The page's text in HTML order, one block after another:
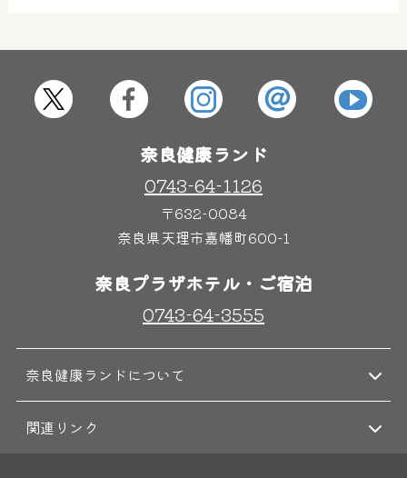
はしゃきっズ
奈良健康ランド
0743-64-1126
〒632-0084
奈良県天理市嘉幡町600-1
奈良プラザホテル・ご宿泊
0743-64-3555
奈良健康ランドについて
関連リンク